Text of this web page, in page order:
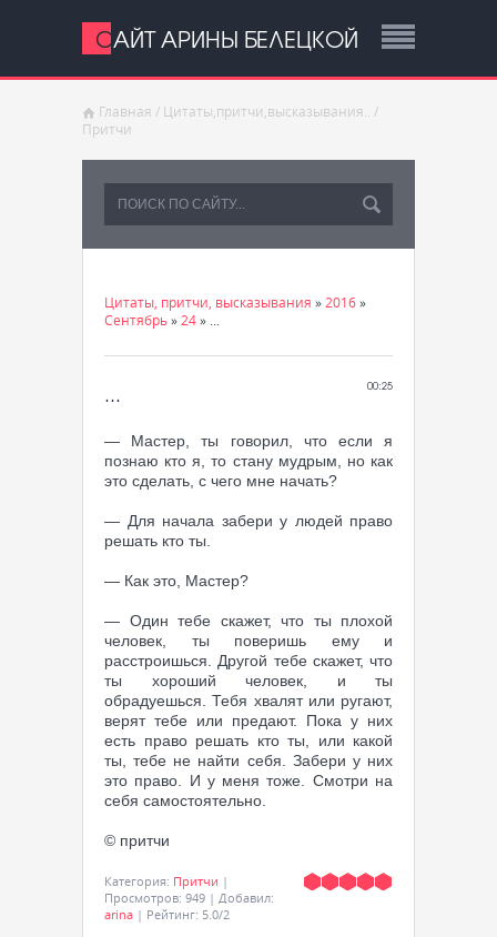
САЙТ АРИНЫ БЕЛЕЦКОЙ
Главная / Цитаты,притчи,высказывания..
/
Притчи
Цитаты, притчи, высказывания » 2016»
Сентябрь» 24» ...
00:25
...
— Мастер, ты говорил, что если я
познаю кто я, то стану мудрым, но как
это сделать, с чего мне начать?
— Для начала забери у людей право
решать кто ты.
— Как это, Мастер?
— Один тебе скажет, что ты плохой
человек, ты поверишь ему и
расстроишься. Другой тебе скажет, что
ты хороший человек, и ты
обрадуешься. Тебя хвалят или ругают,
верят тебе или предают. Пока у них
есть право решать кто ты, или какой
ты, тебе не найти себя. Забери у них
это право. И у меня тоже. Смотри на
себя самостоятельно.
© притчи
Категория: Притчи |
Просмотров: 949 | Добавил:
arina | Рейтинг: 5.0/2